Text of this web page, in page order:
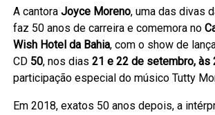
A cantoraJoyce Moreno, uma das divas
faz 50 anos de carreira e comemora no
Wish Hotel da Bahia, com o show de
CD 50, nos dias21 e 22 de setembro, às
participação especial do músico Tutty
Em 2018, exatos 50 anos depois, a